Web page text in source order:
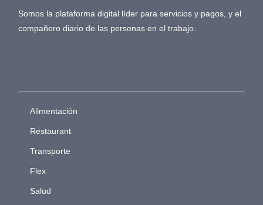
Somos la plataforma digital líder para servicios y pagos, y el
compañero diario de las personas en el trabajo.
Alimentación
Restaurant
Transporte
Flex
Salud